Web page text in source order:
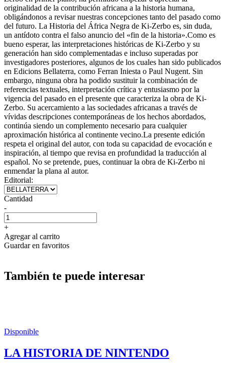
originalidad de la contribución africana a la historia humana,
obligándonos a revisar nuestras concepciones tanto del pasado como
del futuro. La Historia del África Negra de Ki-Zerbo es, sin duda,
un antídoto contra el falso anuncio del «fin de la historia».Como es
bueno esperar, las interpretaciones históricas de Ki-Zerbo y su
generación han sido complementadas e incluso superadas por
investigadores posteriores, algunos de los cuales han sido publicados
en Edicions Bellaterra, como Ferran Iniesta o Paul Nugent. Sin
embargo, ninguna obra ha podido sustituir la combinación de
referencias textuales, interpretación crítica y entusiasmo por la
vigencia del pasado en el presente que caracteriza la obra de Ki-
Zerbo. Su acercamiento a las sociedades africanas a través de
vívidas descripciones contemporáneas de los hechos abordados,
continúa siendo un complemento necesario para cualquier
aproximación histórica al continente vecino.La presente edición
respeta el original del autor, con toda su capacidad de evocación e
inspiración, al tiempo que revisa en profundidad la traducción al
español. No se pretende, pues, continuar la obra de Ki-Zerbo ni
enmendar la plana al autor.
Editorial:
Cantidad
-
+
Agregar al carrito
Guardar en favoritos
También te puede interesar
Disponible
LA HISTORIA DE NINTENDO